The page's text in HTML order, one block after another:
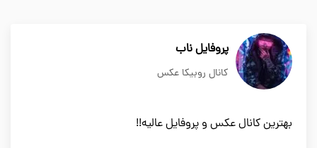
پروفایل ناب
کانال روبیکا عکس
بهترین کانال عکس و پروفایل عالیه!!